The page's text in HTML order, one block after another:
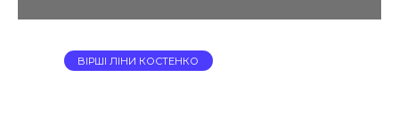
ВІРШІ ЛІНИ КОСТЕНКО